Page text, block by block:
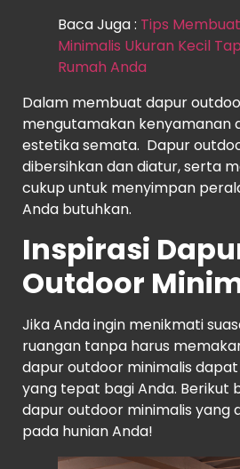
Baca Juga : Tips
Minimalis Ukuran Kecil
Rumah Anda
Dalam membuat dapur
mengutamakan kenyamanan
estetika semata. Dapur
dibersihkan dan diatur, serta
cukup untuk menyimpan
Anda butuhkan.
Inspirasi
Outdoor
Jika Anda ingin menikmati
ruangan tanpa harus
dapur outdoor minimalis
yang tepat bagi Anda. Berikut
dapur outdoor minimalis yang
pada hunian Anda!